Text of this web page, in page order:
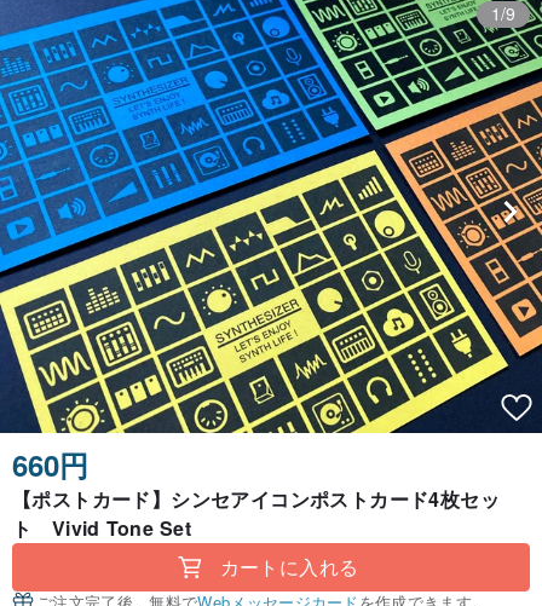
1/9
660円
【ポストカード】シンセアイコンポストカード4枚セッ
ト Vivid Tone Set
カートに入れる